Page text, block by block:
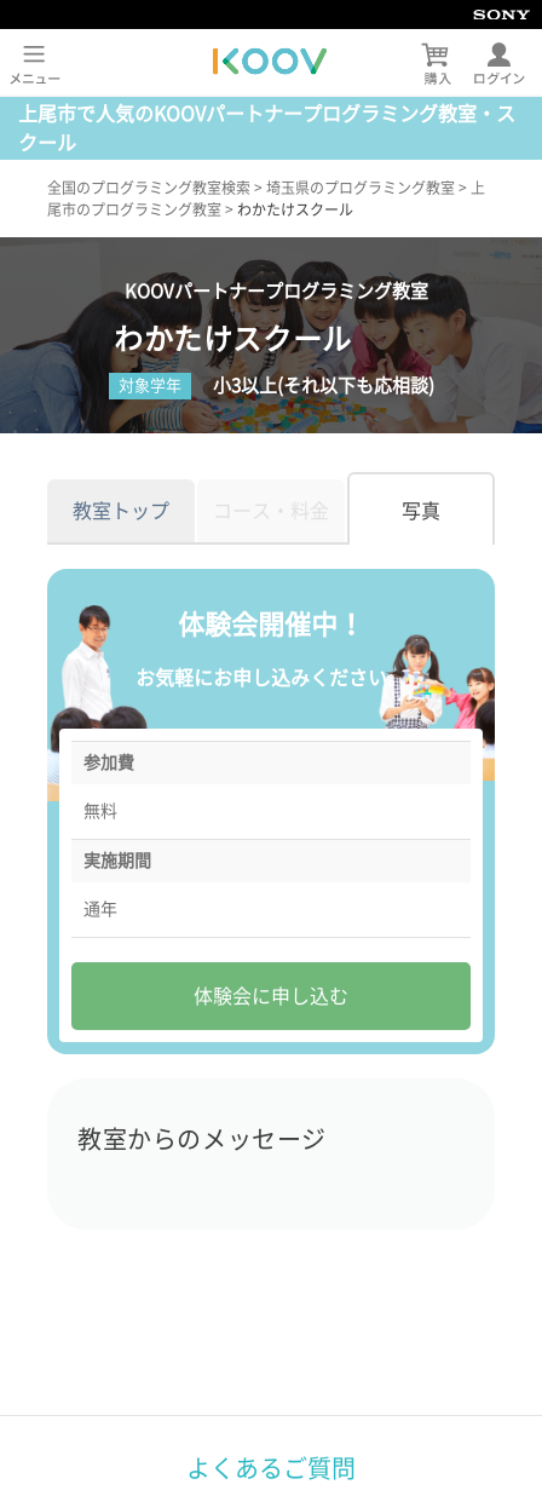
上尾市で人気のKOOVパートナープログラミング教室・ス
クール
全国のプログラミング教室検索 > 埼玉県のプログラミング教室 >
上
尾市のプログラミング教室 > わかたけスクール
KOOVパートナープログラミング教室
わかたけスクール
対象学年 小3以上(それ以下も応相談)
教室トップ コース・料金 写真
体験会開催中！
お気軽にお申し込みください。
参加費
無料
実施期間
通年
体験会に申し込む
教室からのメッセージ
よくあるご質問